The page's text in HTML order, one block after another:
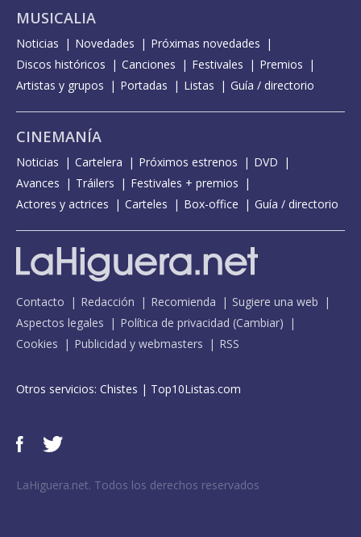
MUSICALIA
Noticias Novedades
Próximas novedades
Discos históricos
Canciones Festivales
Premios
Artistas y grupos
Portadas Listas Guía / directorio
CINEMANÍA
Noticias Cartelera Próximos estrenos
DVD
Avances
Tráilers
Festivales + premios
Actores y actrices
Carteles Box-office Guía / directorio
Contacto Redacción Recomienda
Sugiere una web
Aspectos legales
Política de privacidad (Cambiar)
Cookies
Publicidad y webmasters RSS
Otros servicios: Chistes | Top10Listas.com
LaHiguera.net. Todos los derechos reservados